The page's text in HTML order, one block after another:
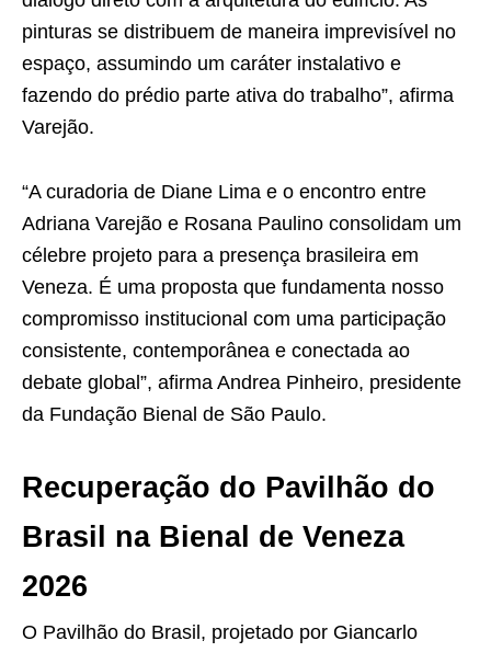
pinturas se distribuem de maneira imprevisível no
espaço, assumindo um caráter instalativo e
fazendo do prédio parte ativa do trabalho”, afirma
Varejão.
“A curadoria de Diane Lima e o encontro entre
Adriana Varejão e Rosana Paulino consolidam um
célebre projeto para a presença brasileira em
Veneza. É uma proposta que fundamenta nosso
compromisso institucional com uma participação
consistente, contemporânea e conectada ao
debate global”, afirma Andrea Pinheiro, presidente
da Fundação Bienal de São Paulo.
Recuperação do Pavilhão do
Brasil na Bienal de Veneza
2026
O Pavilhão do Brasil, projetado por Giancarlo